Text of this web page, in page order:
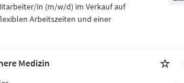
in (m/w/d) im Verkauf auf
Arbeitszeiten und einer
Medizin